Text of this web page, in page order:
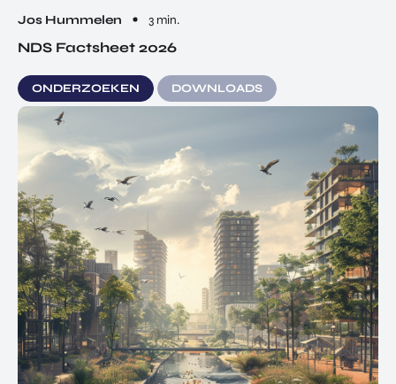
Jos Hummelen 3 min.
NDS Factsheet 2026
ONDERZOEKEN DOWNLOADS